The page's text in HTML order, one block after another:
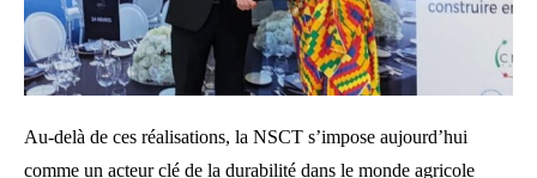
Au-delà de ces réalisations, la NSCT s’impose aujourd’hui
comme un acteur clé de la durabilité dans le monde agricole